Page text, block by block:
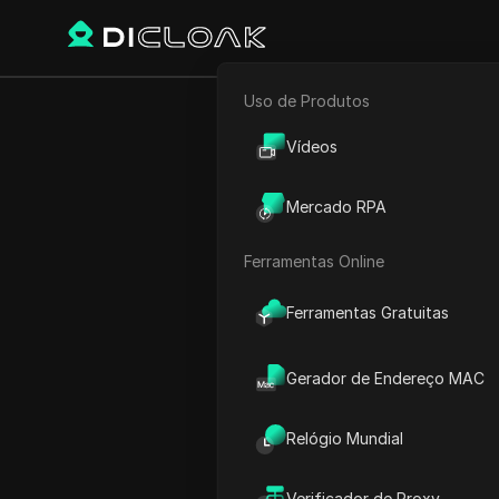
E-commerce
Uso de Produtos
Vídeos
Mercado RPA
Ferramentas Online
Ferramentas Gratuitas
Gerador de Endereço MAC
Relógio Mundial
Como
Play Video:Como Corrigir